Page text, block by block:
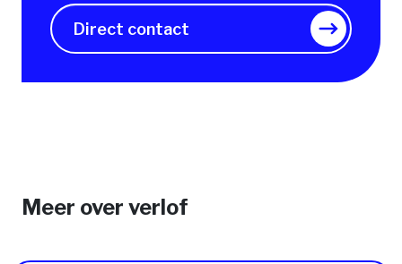
Direct contact
Meer over verlof